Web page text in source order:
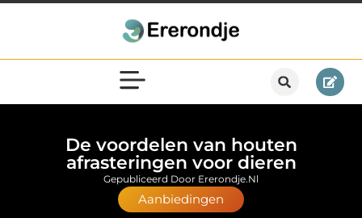
De voordelen van houten
afrasteringen voor dieren
Aanbiedingen
Gepubliceerd Door Ererondje.nl